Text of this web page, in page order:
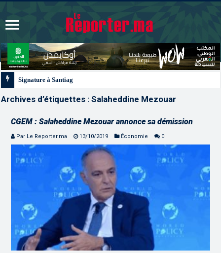
Signature à Santiago d’un protocole de coopération sanitaire et
Archives d’étiquettes :Salaheddine Mezouar
CGEM : Salaheddine Mezouar annonce sa démission
Par Le Reporter.ma 13/10/2019 Économie 0